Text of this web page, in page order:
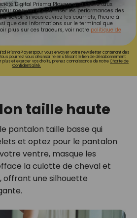
Digital Prisma Players analyse le taux
mesurer et optimiser les performances des
savoir si vous ouvrez les courriels, l'heure à
que des informations sur le terminal que
plus sur ces traceurs, voir notre politique de
Prisma Playerspour vous envoyer votre newsletter contenant des
pourrez vous désinscrire en utilisant le lien de désabonnement
plus et exercer vos droits, prenez connaissance de notreCharte de
Confidentialité.
taille haute
pantalon taille basse qui
et optez pour le pantalon
ventre, masque les
la culotte de cheval et
offrant une silhouette